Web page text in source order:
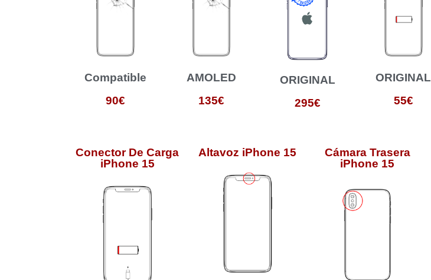
Compatible
90€
AMOLED
135€
ORIGINAL
295€
ORIGINAL
55€
Conector De Carga
iPhone 15
Altavoz iPhone 15
Cámara Trasera
iPhone 15